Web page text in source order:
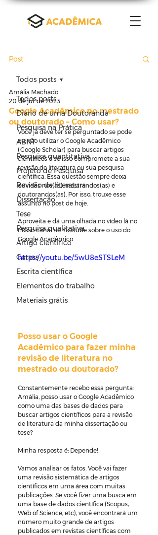
Post
Todos posts
Diario de uma Doutoranda
Pesquisa na Prática
ABNT
Pesquisa quantitativa
Projeto de Pesquisa
Revisão de literatura
Dissertação
Tese
Pesquisa qualitativa
Artigo científico
Cursos
Escrita científica
Elementos do trabalho
Materiais grátis
Todos posts
Google Acadêmico no mestrado
ou doutorado – Como usar?
Amália Machado
20 de jul. de 2023
Você já deve ter se perguntado se pode
ou não utilizar o Google Acadêmico
(Google Scholar) para buscar artigos
científicos e se isso compromete a sua
revisão de literatura ou sua pesquisa
científica. Essa questão sempre deixa
dúvidas nos(as) mestrandos(as) e
doutorandos(as). Por isso, trouxe esse
assunto no post de hoje.
Aproveita e dá uma olhada no vídeo lá no
nosso canal no YouTube sobre o uso do
Google Acadêmico:
https://youtu.be/5wU8eSTSLeM
Posso usar o Google
Acadêmico para fazer minha
revisão de literatura no
mestrado ou doutorado?
Constantemente recebo essa pergunta:
Amália, posso usar o Google Acadêmico
como uma das bases de dados para
buscar artigos científicos para a revisão
de literatura da minha dissertação ou
tese?
Minha resposta é: Depende!
Vamos analisar os fatos. Você vai fazer
uma revisão sistemática de artigos
científicos em uma área com muitas
publicações. Se você fizer uma busca em
uma base de dados científica (Scopus,
Web of Science, etc), você encontrará um
número muito grande de artigos
publicados em revistas científicas com